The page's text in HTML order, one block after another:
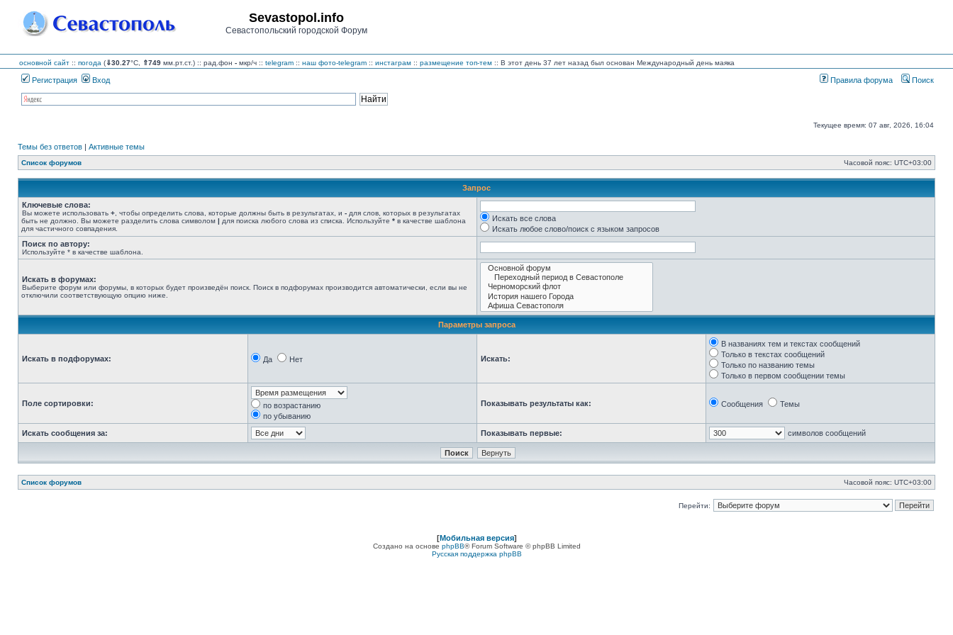
Sevastopol.info
Севастопольский городской Форум
основной сайт :: погода (⇓30.27°C, ⇑749 мм.рт.ст.) :: рад.фон - мкр/ч :: telegram :: наш фото-telegram :: инстаграм :: размещение топ-тем :: В этот день 37 лет назад был основан Международный день маяка
Регистрация Вход Правила форума Поиск
Текущее время: 07 авг, 2026, 16:04
Темы без ответов | Активные темы
Список форумов Часовой пояс: UTC+03:00
Запрос
Ключевые слова:
Вы можете использовать + , чтобы определить слова, которые должны быть в результатах, и - для слов, которых в результатах
быть не должно. Вы можете разделить слова символом | для поиска любого слова из списка. Используйте * в качестве шаблона
для частичного совпадения.
Искать все слова
Искать любое слово/поиск с языком запросов
Поиск по автору:
Используйте * в качестве шаблона.
Искать в форумах:
Выберите форум или форумы, в которых будет произведён поиск. Поиск в подфорумах производится автоматически, если вы не
отключили соответствующую опцию ниже.
Параметры запроса
Искать в подфорумах: Да Нет Искать:
В названиях тем и текстах сообщений
Только в текстах сообщений
Только по названию темы
Только в первом сообщении темы
Поле сортировки:
по возрастанию
по убыванию
Показывать результаты как: Сообщения Темы
Искать сообщения за: Показывать первые: символов сообщений
Список форумов Часовой пояс: UTC+03:00
Перейти:
[Мобильная версия]
Создано на основе phpBB® Forum Software © phpBB Limited
Русская поддержка phpBB